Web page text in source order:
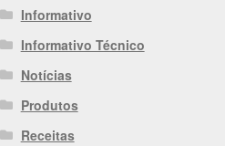
Informativo
Informativo Técnico
Notícias
Produtos
Receitas